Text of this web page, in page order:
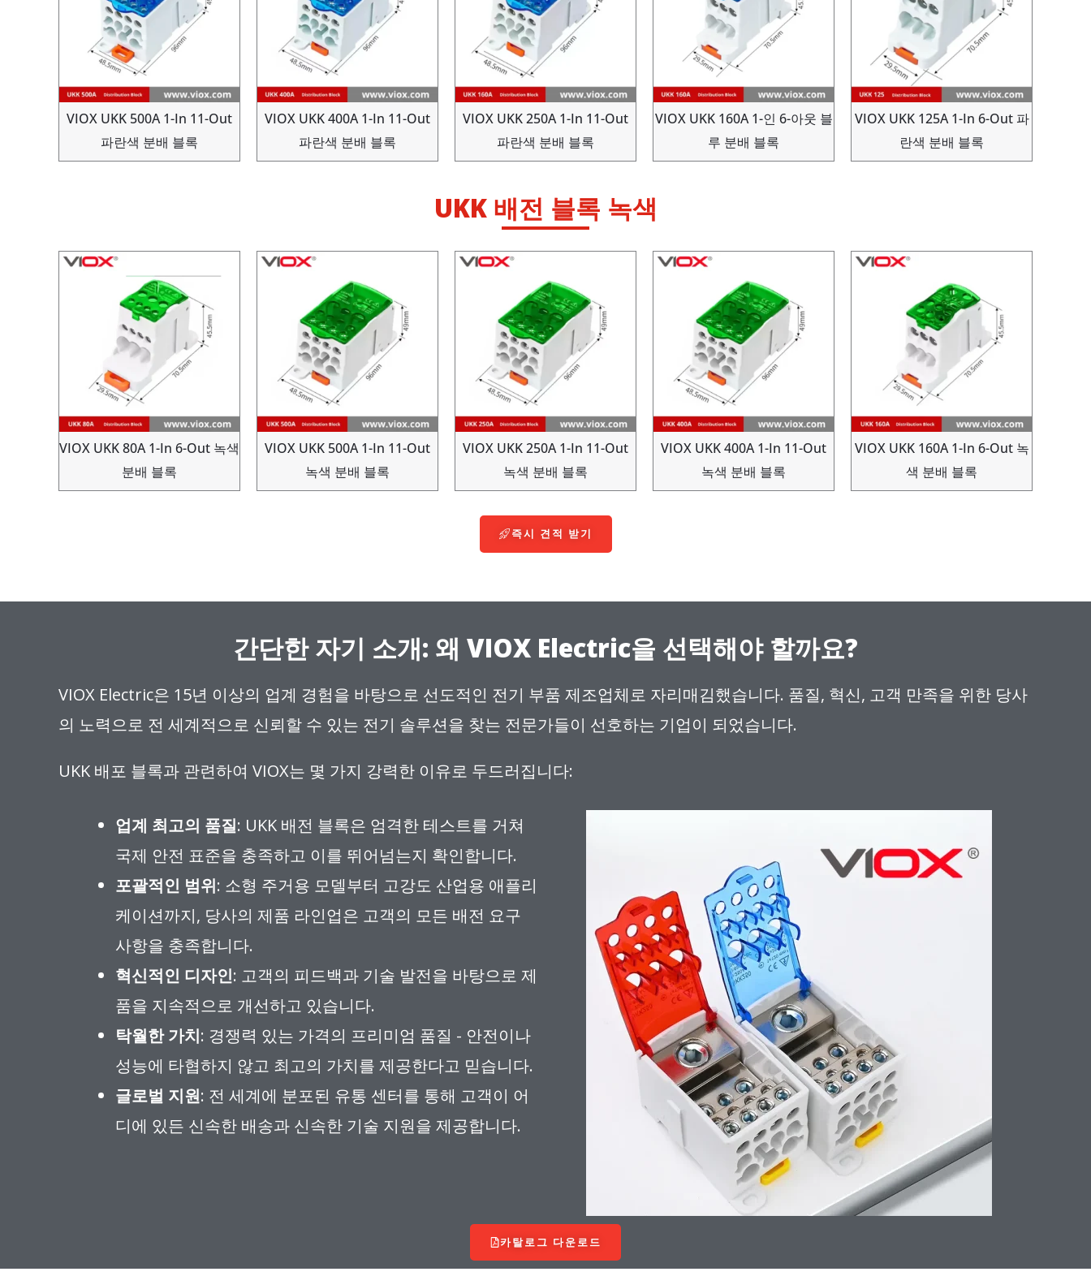
VIOX UKK 500A 1-In 11-Out
파란색 분배 블록
VIOX UKK 400A 1-In 11-Out
파란색 분배 블록
VIOX UKK 250A 1-In 11-Out
파란색 분배 블록
VIOX UKK 160A 1-인 6-아웃 블
루 분배 블록
VIOX UKK 125A 1-In 6-Out 파
란색 분배 블록
UKK 배전 블록 녹색
VIOX UKK 80A 1-In 6-Out 녹색
분배 블록
VIOX UKK 500A 1-In 11-Out
녹색 분배 블록
VIOX UKK 250A 1-In 11-Out
녹색 분배 블록
VIOX UKK 400A 1-In 11-Out
녹색 분배 블록
VIOX UKK 160A 1-In 6-Out 녹
색 분배 블록
즉시 견적 받기
간단한 자기 소개: 왜 VIOX Electric을 선택해야 할까요?
VIOX Electric은 15년 이상의 업계 경험을 바탕으로 선도적인 전기 부품 제조업체로 자리매김했습니다. 품질, 혁신, 고객 만족을 위한 당사
의 노력으로 전 세계적으로 신뢰할 수 있는 전기 솔루션을 찾는 전문가들이 선호하는 기업이 되었습니다.
UKK 배포 블록과 관련하여 VIOX는 몇 가지 강력한 이유로 두드러집니다:
업계 최고의 품질: UKK 배전 블록은 엄격한 테스트를 거쳐
국제 안전 표준을 충족하고 이를 뛰어넘는지 확인합니다.
포괄적인 범위: 소형 주거용 모델부터 고강도 산업용 애플리
케이션까지, 당사의 제품 라인업은 고객의 모든 배전 요구
사항을 충족합니다.
혁신적인 디자인: 고객의 피드백과 기술 발전을 바탕으로 제
품을 지속적으로 개선하고 있습니다.
탁월한 가치: 경쟁력 있는 가격의 프리미엄 품질 - 안전이나
성능에 타협하지 않고 최고의 가치를 제공한다고 믿습니다.
글로벌 지원: 전 세계에 분포된 유통 센터를 통해 고객이 어
디에 있든 신속한 배송과 신속한 기술 지원을 제공합니다.
카탈로그 다운로드